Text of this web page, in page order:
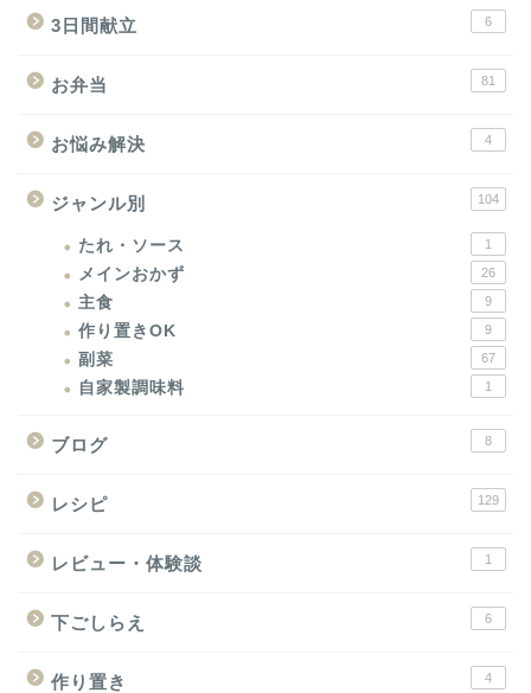
3日間献立 6
お弁当 81
お悩み解決 4
ジャンル別 104
たれ・ソース 1
メインおかず 26
主食 9
作り置きOK 9
副菜 67
自家製調味料 1
ブログ 8
レシピ 129
レビュー・体験談 1
下ごしらえ 6
作り置き 4